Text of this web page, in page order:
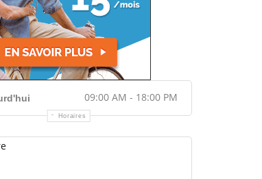
09:00 AM - 18:00 PM
Horaires